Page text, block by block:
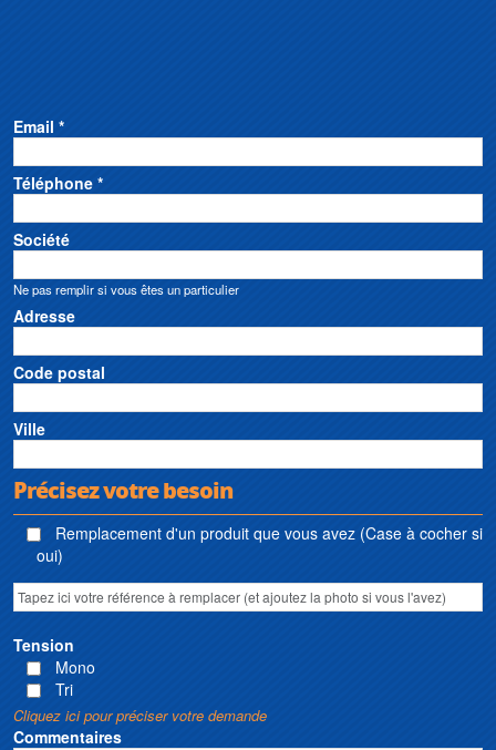
Email *
Téléphone *
Société
Ne pas remplir si vous êtes un particulier
Adresse
Code postal
Ville
Précisez votre besoin
Remplacement d'un produit que vous avez (Case à cocher si
oui)
Tension
Mono
Tri
Cliquez ici pour préciser votre demande
Commentaires